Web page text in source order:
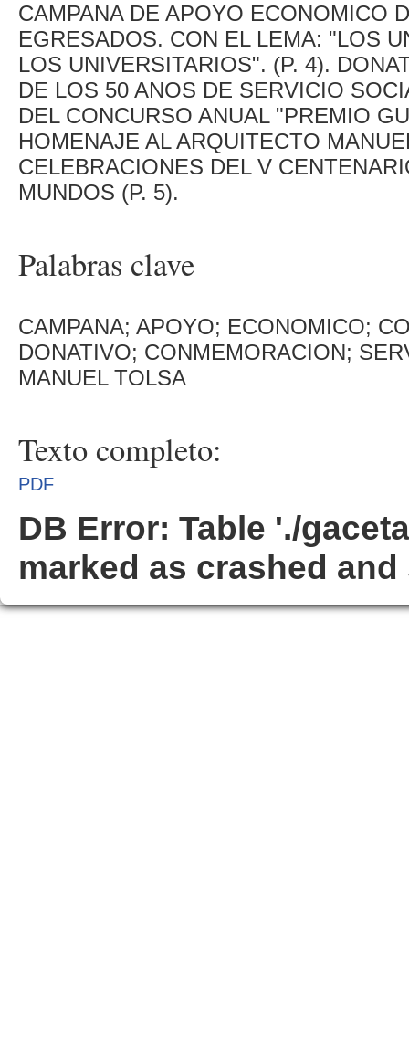
CAMPANA DE APOYO ECONOMICO
EGRESADOS. CON EL LEMA: "LOS
LOS UNIVERSITARIOS". (P. 4).
DE LOS 50 ANOS DE SERVICIO
DEL CONCURSO ANUAL "PREMIO
HOMENAJE AL ARQUITECTO
CELEBRACIONES DEL V
MUNDOS (P. 5).
Palabras clave
CAMPANA; APOYO; ECONOMICO;
DONATIVO; CONMEMORACION;
MANUEL TOLSA
Texto completo:
PDF
DB Error: Table './
marked as crashed